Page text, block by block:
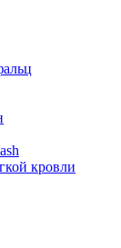
кровли